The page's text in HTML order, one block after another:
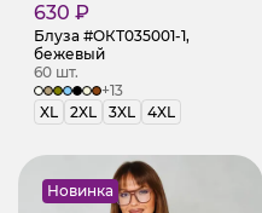
630 ₽
Блуза #ОКТ035001-1,
бежевый
60 шт.
+13
XL
2XL 3XL 4XL
Новинка